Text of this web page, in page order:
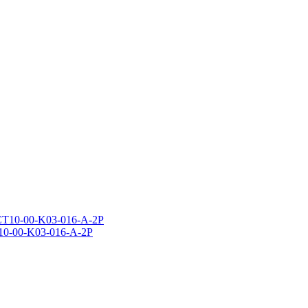
00-K03-016-A-2P